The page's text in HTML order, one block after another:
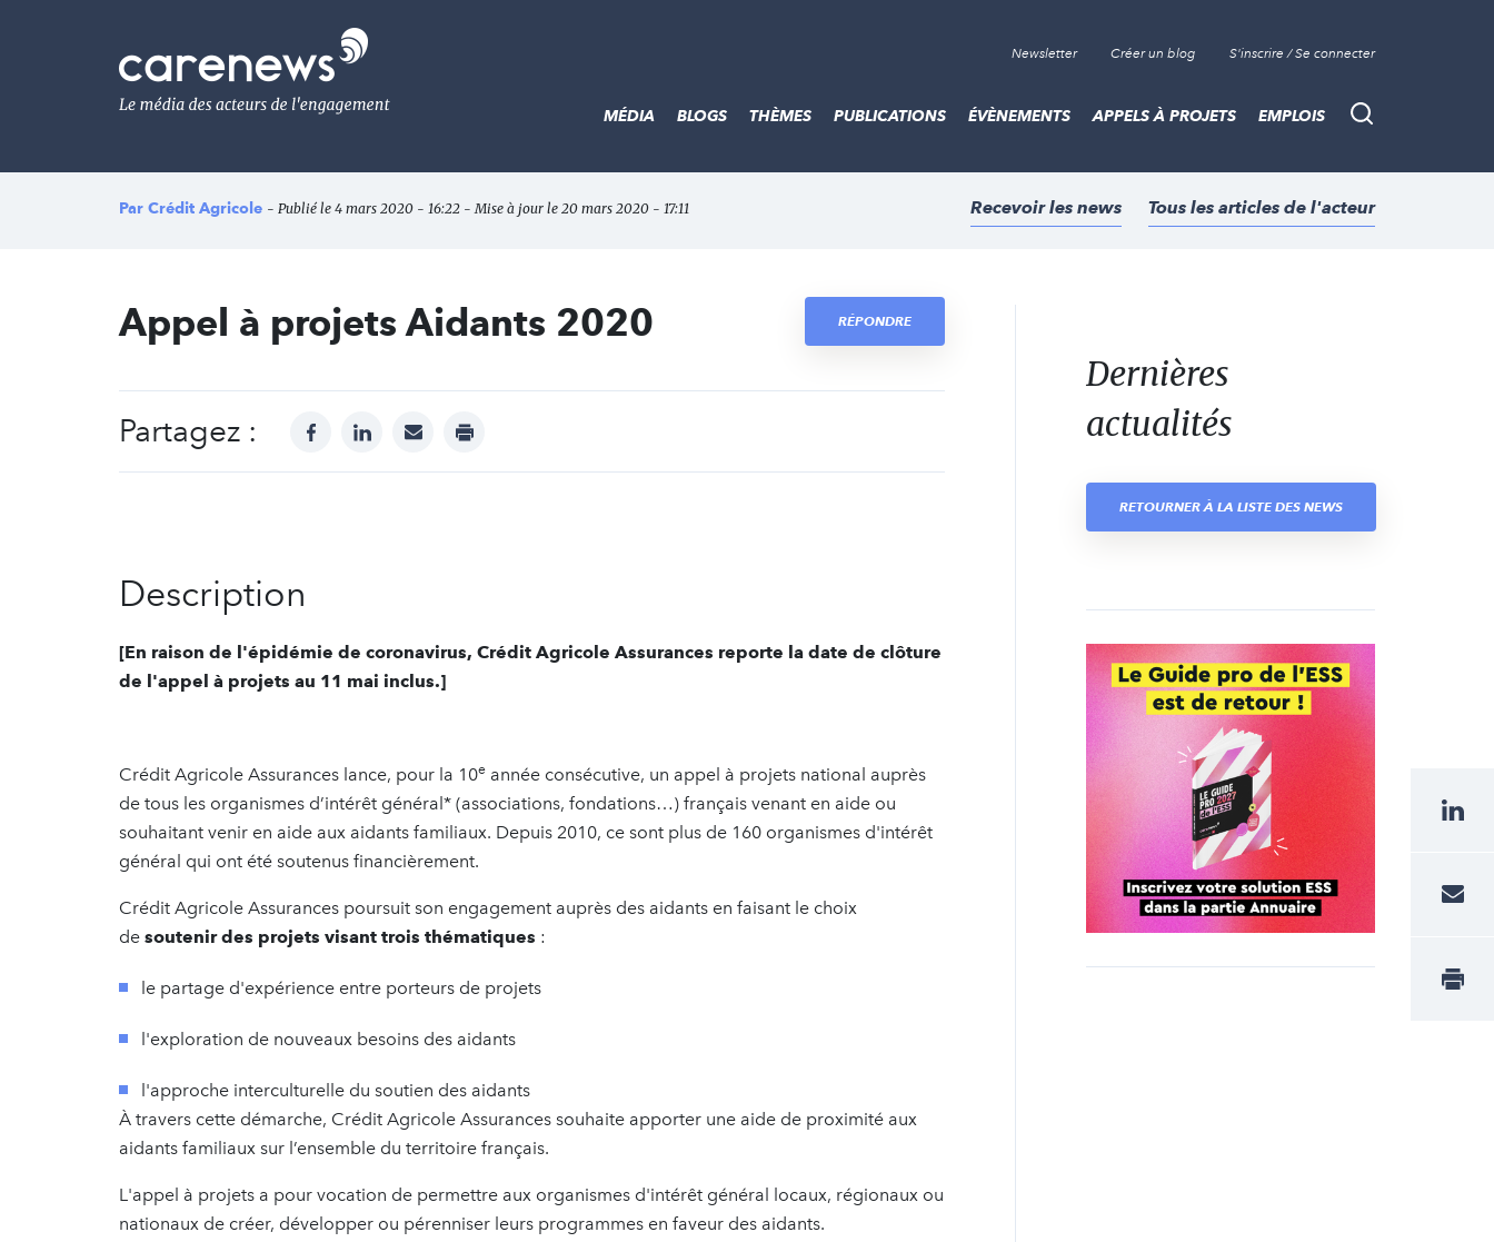
Le
média
de
l'engagement
Newsletter Créer un blog S'inscrire / Se connecter
Recherche
MÉDIA BLOGS THÈMES PUBLICATIONS ÉVÈNEMENTS APPELS À PROJETS EMPLOIS
Par Crédit Agricole - Publié le 4 mars 2020 - 16:22 - Mise à jour le 20 mars 2020 - 17:11 Recevoir les news Tous les articles de l'acteur
Appel à projets Aidants 2020 RÉPONDRE
Partagez : facebooklinkedinmail print
Description
[En raison de l'épidémie de coronavirus, Crédit Agricole Assurances reporte la date de clôture
de l'appel à projets au 11 mai inclus.]
Crédit Agricole Assurances lance, pour la 10e année consécutive, un appel à projets national auprès
de tous les organismes d’intérêt général* (associations, fondations…) français venant en aide ou
souhaitant venir en aide aux aidants familiaux. Depuis 2010, ce sont plus de 160 organismes d'intérêt
général qui ont été soutenus financièrement.
Crédit Agricole Assurances poursuit son engagement auprès des aidants en faisant le choix
de soutenir des projets visant trois thématiques :
le partage d'expérience entre porteurs de projets
l'exploration de nouveaux besoins des aidants
l'approche interculturelle du soutien des aidants
À travers cette démarche, Crédit Agricole Assurances souhaite apporter une aide de proximité aux
aidants familiaux sur l’ensemble du territoire français.
L'appel à projets a pour vocation de permettre aux organismes d'intérêt général locaux, régionaux ou
nationaux de créer, développer ou pérenniser leurs programmes en faveur des aidants.
Dernières
actualités
RETOURNER À LA LISTE DES NEWS